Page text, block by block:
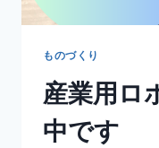
ものづくり
産業用ロ
中です